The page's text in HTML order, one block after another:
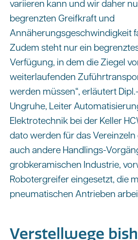
variieren kann und wir daher
begrenzten Greifkraft und
Annäherungsgeschwindigkeit
Zudem steht nur ein
Verfügung, in dem die Ziegel
weiterlaufenden
werden müssen“, erläutert
Ungruhe, Leiter
Elektrotechnik bei der Keller
dato werden für das
auch andere Handlings-
grobkeramischen Industrie,
Robotergreifer eingesetzt, die
pneumatischen Antrieben
Verstellwege